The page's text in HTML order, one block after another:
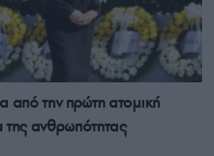
από την πρώτη ατομική
της ανθρωπότητας